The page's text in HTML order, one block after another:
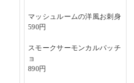
マッシュルームの洋風お刺身
590円
スモークサーモンカルパッチ
ョ
890円